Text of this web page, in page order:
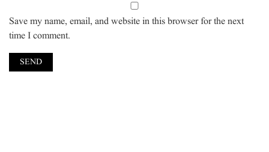
Save my name, email, and website in this browser for the next
time I comment.